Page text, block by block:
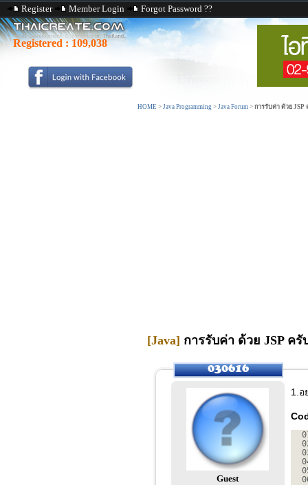
Register Member Login Forgot Password ??
Registered : 109,038
HOME > Java Programming > Java Forum > การรับค่า ด้วย JSP
[Java] การรับค่า ด้วย JSP ครั
Guest
1.อ